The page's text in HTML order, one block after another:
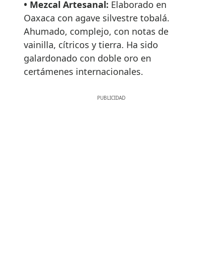
• Mezcal Artesanal: Elaborado en
Oaxaca con agave silvestre tobalá.
Ahumado, complejo, con notas de
vainilla, cítricos y tierra. Ha sido
galardonado con doble oro en
certámenes internacionales.